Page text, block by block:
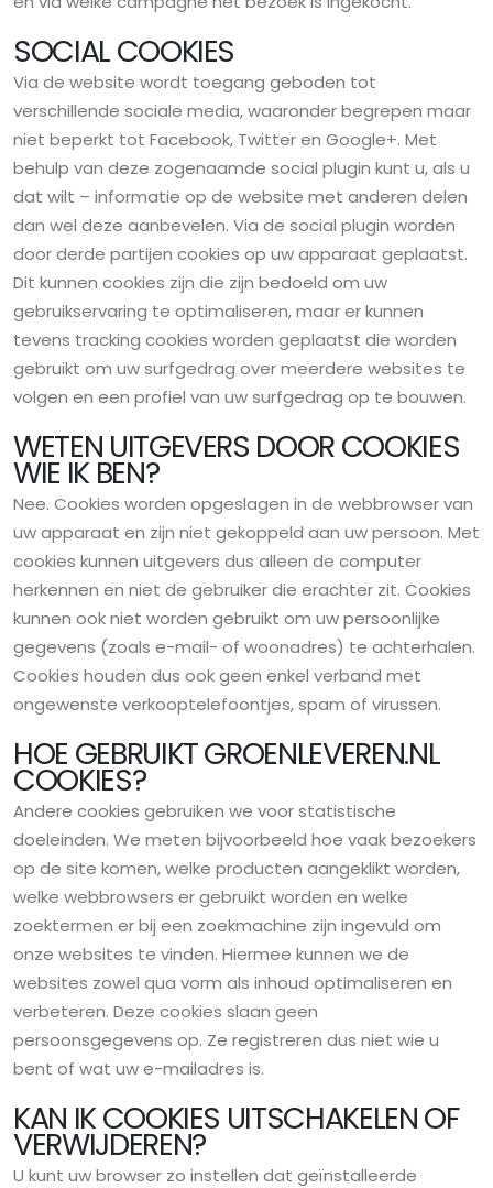
SOCIAL COOKIES
Via de website wordt toegang geboden tot
verschillende sociale media, waaronder begrepen maar
niet beperkt tot Facebook, Twitter en Google+. Met
behulp van deze zogenaamde social plugin kunt u, als u
dat wilt – informatie op de website met anderen delen
dan wel deze aanbevelen. Via de social plugin worden
door derde partijen cookies op uw apparaat geplaatst.
Dit kunnen cookies zijn die zijn bedoeld om uw
gebruikservaring te optimaliseren, maar er kunnen
tevens tracking cookies worden geplaatst die worden
gebruikt om uw surfgedrag over meerdere websites te
volgen en een profiel van uw surfgedrag op te bouwen.
WETEN UITGEVERS DOOR COOKIES
WIE IK BEN?
Nee. Cookies worden opgeslagen in de webbrowser van
uw apparaat en zijn niet gekoppeld aan uw persoon. Met
cookies kunnen uitgevers dus alleen de computer
herkennen en niet de gebruiker die erachter zit. Cookies
kunnen ook niet worden gebruikt om uw persoonlijke
gegevens (zoals e-mail- of woonadres) te achterhalen.
Cookies houden dus ook geen enkel verband met
ongewenste verkooptelefoontjes, spam of virussen.
HOE GEBRUIKT GROENLEVEREN.NL
COOKIES?
Andere cookies gebruiken we voor statistische
doeleinden. We meten bijvoorbeeld hoe vaak bezoekers
op de site komen, welke producten aangeklikt worden,
welke webbrowsers er gebruikt worden en welke
zoektermen er bij een zoekmachine zijn ingevuld om
onze websites te vinden. Hiermee kunnen we de
websites zowel qua vorm als inhoud optimaliseren en
verbeteren. Deze cookies slaan geen
persoonsgegevens op. Ze registreren dus niet wie u
bent of wat uw e-mailadres is.
KAN IK COOKIES UITSCHAKELEN OF
VERWIJDEREN?
U kunt uw browser zo instellen dat geïnstalleerde